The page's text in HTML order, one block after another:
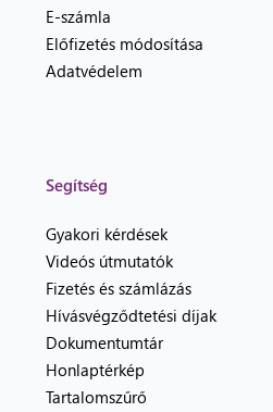
E-számla
Előfizetés módosítása
Adatvédelem
Segítség
Gyakori kérdések
Videós útmutatók
Fizetés és számlázás
Hívásvégződtetési díjak
Dokumentumtár
Honlaptérkép
Tartalomszűrő